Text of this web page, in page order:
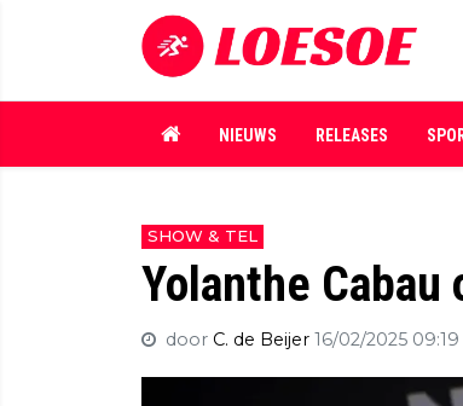
NIEUWS RELEASES
SHOW & TEL
Yolanthe
door C. de Beijer 16/02/2025 09:19